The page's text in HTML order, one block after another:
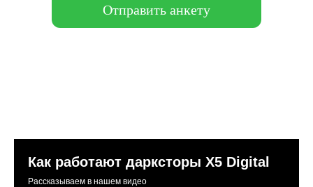
Отправить анкету
Как работают дарксторы Х5 Digital
Рассказываем в нашем видео